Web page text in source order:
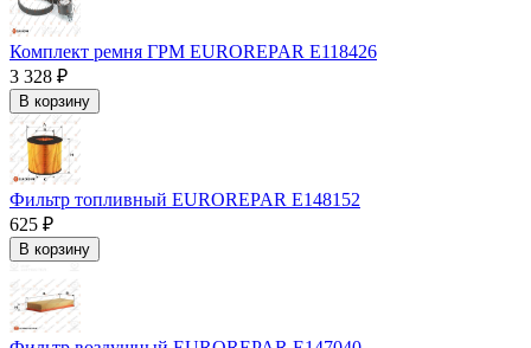
Комплект ремня ГРМ EUROREPAR E118426
3 328 ₽
В корзину
Фильтр топливный EUROREPAR E148152
625 ₽
В корзину